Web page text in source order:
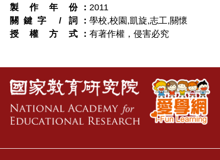
製作年份
2011
關鍵字 / 詞
學校,校園,凱旋,志工,關懷
授權方式
有著作權，侵害必究